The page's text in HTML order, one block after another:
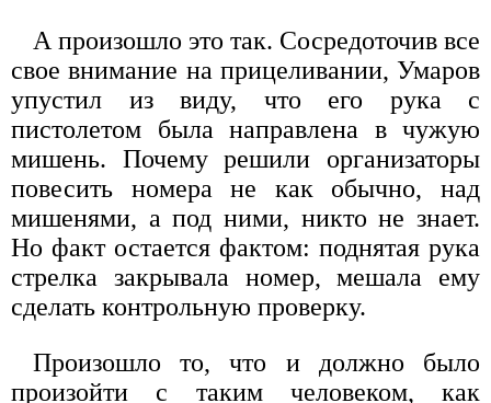
А произошло это так. Сосредоточив все
свое внимание на прицеливании, Умаров
упустил из виду, что его рука с
пистолетом была направлена в чужую
мишень. Почему решили организаторы
повесить номера не как обычно, над
мишенями, а под ними, никто не знает.
Но факт остается фактом: поднятая рука
стрелка закрывала номер, мешала ему
сделать контрольную проверку.
Произошло то, что и должно было
произойти с таким человеком, как